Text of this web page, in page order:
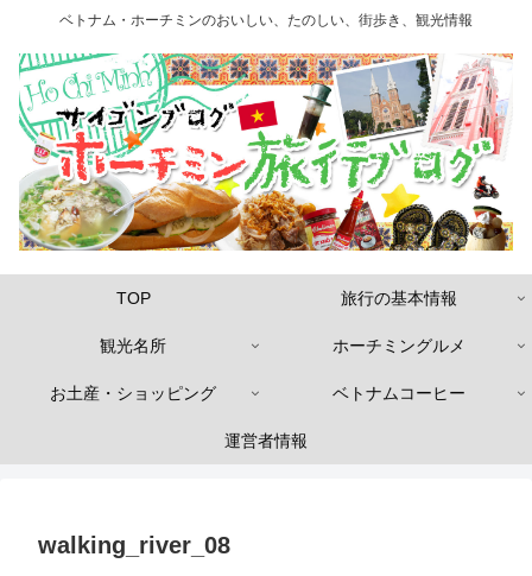
ベトナム・ホーチミンのおいしい、たのしい、街歩き、観光情報
TOP 旅行の基本情報
観光名所 ホーチミングルメ
お土産・ショッピング ベトナムコーヒー
運営者情報
walking_river_08